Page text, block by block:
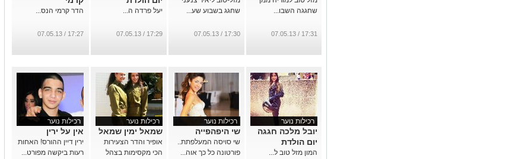
שחגגה השבו...
17:31 / 07.05.13
שחגג בשבוע שע...
17:30 / 07.05.13
יעל פרדה ה...
17:29 / 07.05.13
הדר קרמי הנס...
17:27 / 07.05.13
רכילות נוער
יובל מלכה חגגה
יום הולדת
המון מזל טוב ל...
רכילות נוער
שי היפהפייה
שי סויסה המעלפתת..
פורטונה כל כך אוה...
רכילות נוער
שמאל ימין שמאל
אופיר והדר הצעירות
הכי מקסימות בצהל
רכילות נוער
אין על ירין
ירין דיין ההורס! האחות
רעות ביקשה מפורט...